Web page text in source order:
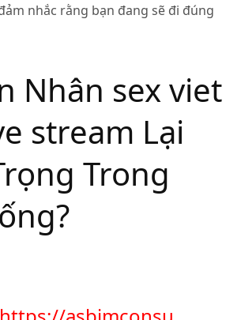
nhắc rằng bạn đang sẽ đi đúng
Nhân sex viet
stream Lại
Trong